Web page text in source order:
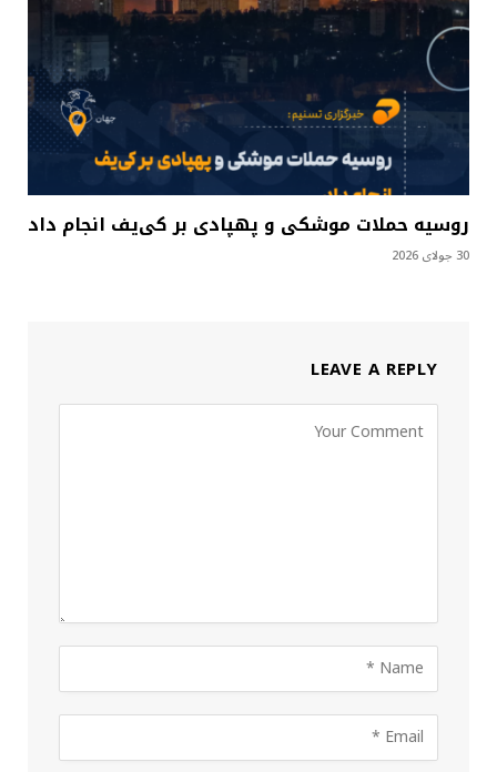
روسیه حملات موشکی و پهپادی بر کی‌یف انجام داد
30 جولای 2026
LEAVE A REPLY